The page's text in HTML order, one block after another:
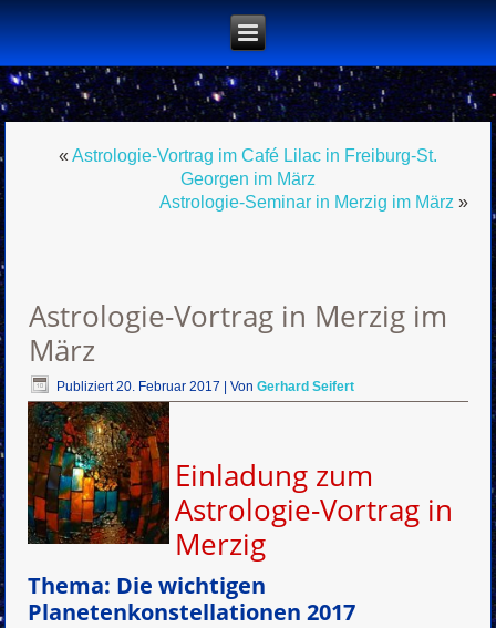
« Astrologie-Vortrag im Café Lilac in Freiburg-St.
Georgen im März
Astrologie-Seminar in Merzig im März »
Astrologie-Vortrag in Merzig im
März
Publiziert 20. Februar 2017 |Von Gerhard Seifert
Einladung zum
Astrologie-Vortrag in
Merzig
Thema: Die wichtigen
Planetenkonstellationen 2017